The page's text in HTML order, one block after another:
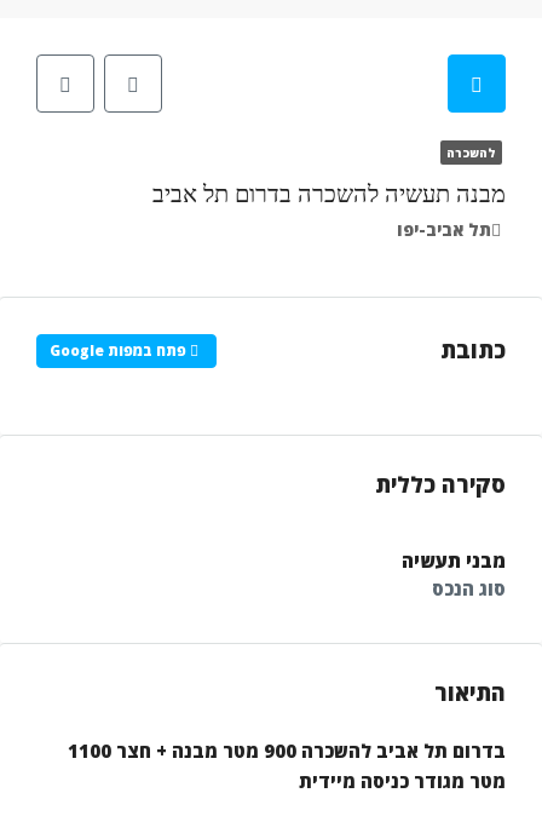
להשכרה
מבנה תעשיה להשכרה בדרום תל אביב
תל אביב-יפו
כתובת פתח במפות Google
סקירה כללית
מבני תעשיה
סוג הנכס
התיאור
בדרום תל אביב להשכרה 900 מטר מבנה + חצר 1100
מטר מגודר כניסה מיידית